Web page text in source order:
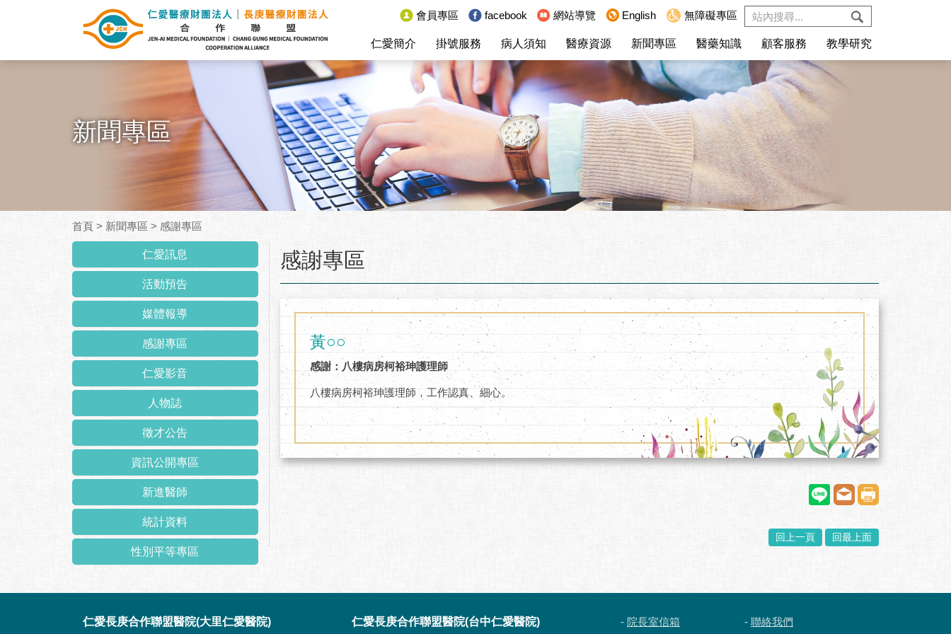
仁愛簡介 掛號服務 病人須知 醫療資源 新聞專區 醫藥知識 顧客服務 教學研究
會員專區 facebook 網站導覽 English 無障礙專區
新聞專區
首頁 > 新聞專區 > 感謝專區
仁愛訊息
活動預告
媒體報導
感謝專區
仁愛影音
人物誌
徵才公告
資訊公開專區
新進醫師
統計資料
性別平等專區
感謝專區
黃○○
感謝：八樓病房柯裕珅護理師
八樓病房柯裕珅護理師，工作認真、細心。
回上一頁 回最上面
仁愛長庚合作聯盟醫院(大里仁愛醫院)
仁愛長庚合作聯盟醫院(台中仁愛醫院) - 院長室信箱 - 聯絡我們